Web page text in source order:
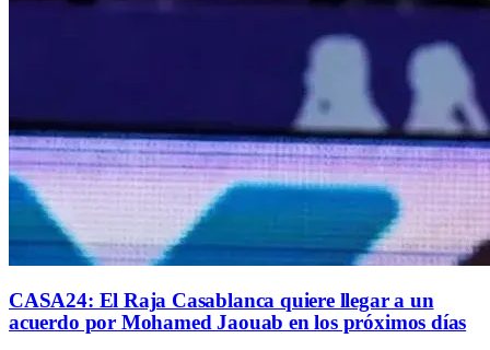
CASA24: El Raja Casablanca quiere llegar a un
acuerdo por Mohamed Jaouab en los próximos días